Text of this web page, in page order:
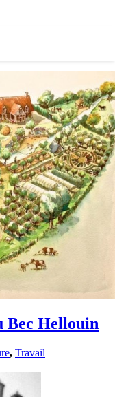
Bec Hellouin
, Travail